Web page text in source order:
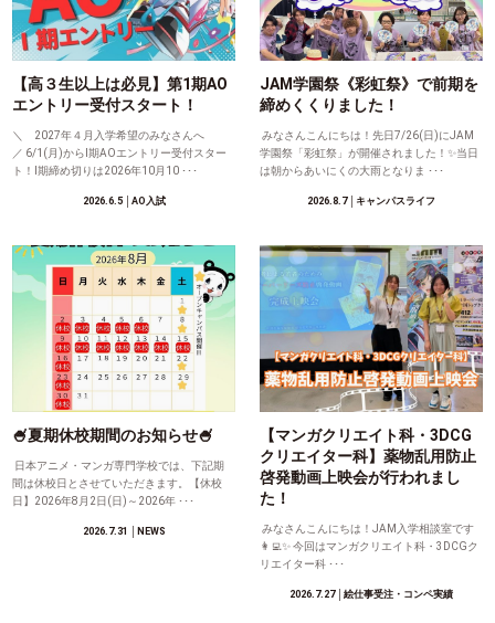
【高３生以上は必見】第1期AO
エントリー受付スタート！
＼ 2027年４月入学希望のみなさんへ
／ 6/1(月)からⅠ期AOエントリー受付スター
ト！Ⅰ期締め切りは2026年10月10 ･･･
2026.6.5│AO入試
JAM学園祭《彩虹祭》で前期を
締めくくりました！
みなさんこんにちは！先日7/26(日)にJAM
学園祭「彩虹祭」が開催されました！✨当日
は朝からあいにくの大雨となりま ･･･
2026.8.7│キャンパスライフ
🍧夏期休校期間のお知らせ🍧
日本アニメ・マンガ専門学校では、下記期
間は休校日とさせていただきます。【休校
日】2026年8月2日(日)～2026年 ･･･
2026.7.31 │NEWS
【マンガクリエイト科・3DCG
クリエイター科】薬物乱用防止
啓発動画上映会が行われまし
た！
みなさんこんにちは！JAM入学相談室です
👩‍💻✨ 今回はマンガクリエイト科・3DCGク
リエイター科 ･･･
2026.7.27│絵仕事受注・コンペ実績